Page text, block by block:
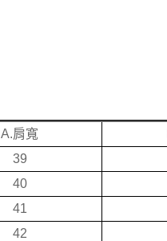
A.肩寬
39
40
41
42